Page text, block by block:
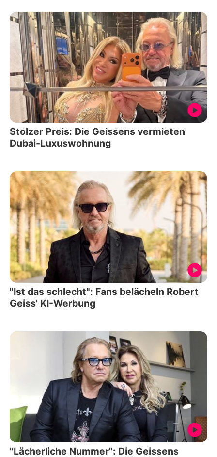
Stolzer Preis: Die Geissens vermieten
Dubai-Luxuswohnung
"Ist das schlecht": Fans belächeln Robert
Geiss' KI-Werbung
"Lächerliche Nummer": Die Geissens